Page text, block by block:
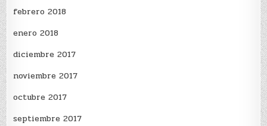
febrero 2018
enero 2018
diciembre 2017
noviembre 2017
octubre 2017
septiembre 2017